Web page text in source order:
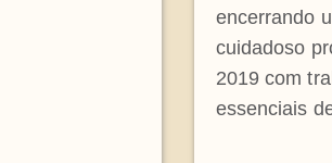
encerrando
cuidadoso
2019 com
essenciais